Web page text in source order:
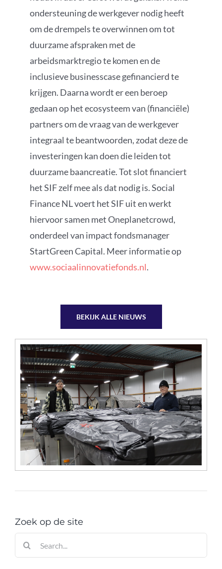
ondersteuning de werkgever nodig heeft
om de drempels te overwinnen om tot
duurzame afspraken met de
arbeidsmarktregio te komen en de
inclusieve businesscase gefinancierd te
krijgen. Daarna wordt er een beroep
gedaan op het ecosysteem van (financiële)
partners om de vraag van de werkgever
integraal te beantwoorden, zodat deze de
investeringen kan doen die leiden tot
duurzame baancreatie. Tot slot financiert
het SIF zelf mee als dat nodig is. Social
Finance NL voert het SIF uit en werkt
hiervoor samen met Oneplanetcrowd,
onderdeel van impact fondsmanager
StartGreen Capital. Meer informatie op
www.sociaalinnovatiefonds.nl.
BEKIJK ALLE NIEUWS
Zoek op de site
Zoeken
naar: